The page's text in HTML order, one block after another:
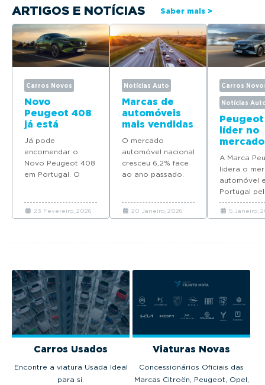
ARTIGOS E NOTÍCIAS Saber mais >
Carros Novos
Novo
Peugeot 408
já está
disponível
para
encomenda
em Portugal
Já pode
encomendar o
Novo Peugeot 408
em Portugal. O
com preços a
partir de 37.065
23 Fevereiro, 2026
Notícias Auto
Marcas de
automóveis
mais vendidas
em Portugal
em 2025
O mercado
automóvel nacional
cresceu 6,2% face
ao ano passado.
automóveis novos
venderam em
20 Janeiro, 2026
Carros
Notícias
líder no
mercado
quatro
modelos
Top 10
vendas
2025
A Marca
lidera o
automóvel
Portugal
ano
coloca
5 Janeiro,
Carros Usados
Encontre a viatura Usada Ideal
para si.
Viaturas Novas
Concessionários Oficiais das
Marcas Citroën, Peugeot, Opel,